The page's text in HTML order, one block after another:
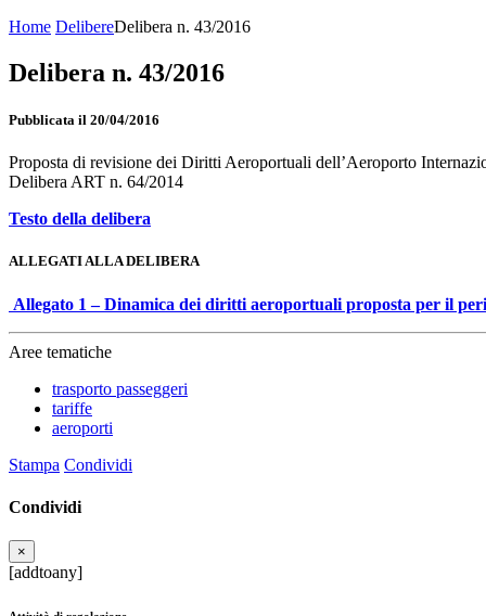
Home DelibereDelibera n. 43/2016
Delibera n. 43/2016
Pubblicata il 20/04/2016
Proposta di revisione dei Diritti Aeroportuali dell’Aeroporto
Delibera ART n. 64/2014
Testo della delibera
ALLEGATI ALLA DELIBERA
Allegato 1 – Dinamica dei diritti aeroportuali proposta per il
Aree tematiche
trasporto passeggeri
tariffe
aeroporti
Stampa Condividi
Condividi
×
[addtoany]